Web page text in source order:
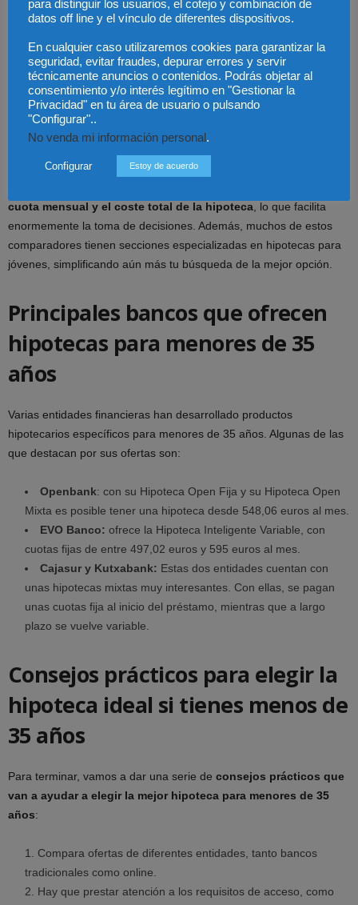
encontrar la mejor opción
A la hora de buscar la hipoteca más barata,los comparadores
online se convierten en el mejor aliado.Estas herramientas
permiten analizar y comparar rápidamente las diferentes ofertas
del mercado, teniendo en cuenta factores como el tipo de interés,
cuota mensual y el coste total de la hipoteca, lo que facilita
enormemente la toma de decisiones. Además, muchos de estos
comparadores tienen secciones especializadas en hipotecas para
jóvenes, simplificando aún más tu búsqueda de la mejor opción.
Principales bancos que ofrecen
hipotecas para menores de 35
años
Varias entidades financieras han desarrollado productos
hipotecarios específicos para menores de 35 años. Algunas de las
que destacan por sus ofertas son:
Openbank: con su Hipoteca Open Fija y su Hipoteca Open
Mixta es posible tener una hipoteca desde 548,06 euros al mes.
EVO Banco: ofrece la Hipoteca Inteligente Variable, con
cuotas fijas de entre 497,02 euros y 595 euros al mes.
Cajasur y Kutxabank: Estas dos entidades cuentan con
unas hipotecas mixtas muy interesantes. Con ellas, se pagan
unas cuotas fija al inicio del préstamo, mientras que a largo
plazo se vuelve variable.
Consejos prácticos para elegir la
hipoteca ideal si tienes menos de
35 años
Para terminar, vamos a dar una serie de consejos prácticos que
van a ayudar a elegir la mejor hipoteca para menores de 35
años:
Compara ofertas de diferentes entidades, tanto bancos
tradicionales como online.
Hay que prestar atención a los requisitos de acceso, como
para distinguir los usuarios, el cotejo y combinación de
datos off line y el vínculo de diferentes dispositivos.
En cualquier caso utilizaremos cookies para garantizar la
seguridad, evitar fraudes, depurar errores y servir
técnicamente anuncios o contenidos. Podrás objetar al
consentimiento y/o interés legítimo en "Gestionar la
Privacidad" en tu área de usuario o pulsando
"Configurar"..
No venda mi información personal .
Configurar Estoy de acuerdo